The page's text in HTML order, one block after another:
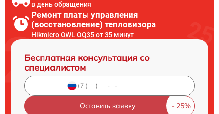
в день обращения
Ремонт платы управления
(восстановление) тепловизора
Hikmicro OWL OQ35 от 35 минут
Бесплатная консультация со
специалистом
Оставить заявку